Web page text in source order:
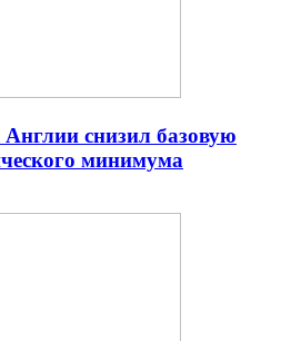
снизил базовую
минимума